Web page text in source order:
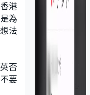
港
為
法
否
要